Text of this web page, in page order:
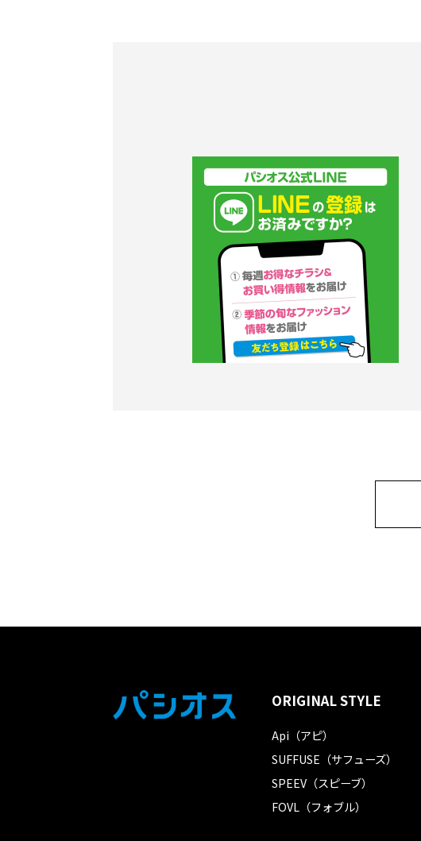
ORIGINAL STYLE
Api（アピ）
SUFFUSE（サフューズ）
SPEEV（スピーブ）
FOVL（フォブル）